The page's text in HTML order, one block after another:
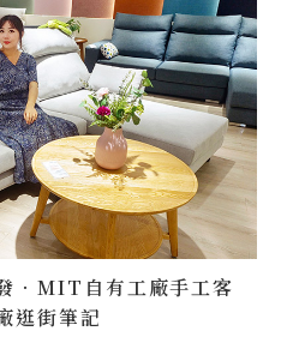
．MIT自有工廠手工客
逛街筆記